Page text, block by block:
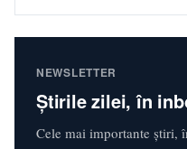
NEWSLETTER
Știrile zilei, în
Cele mai importante știri,